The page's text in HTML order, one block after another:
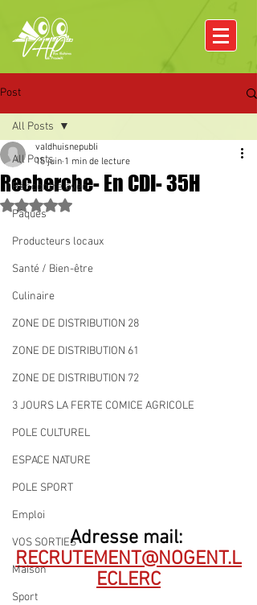
Post
All Posts
Rencontre avec
Pâques
Producteurs locaux
Santé / Bien-être
Culinaire
ZONE DE DISTRIBUTION 28
ZONE DE DISTRIBUTION 61
ZONE DE DISTRIBUTION 72
3 JOURS LA FERTE COMICE AGRICOLE
POLE CULTUREL
ESPACE NATURE
POLE SPORT
Emploi
VOS SORTIES
Maison
Sport
All Posts
Recherche- En CDI- 35H
valdhuisnepubli
15 juin 1 min de lecture
Noté NaN étoiles sur 5.
Adresse mail:
RECRUTEMENT@NOGENT.L
ECLERC